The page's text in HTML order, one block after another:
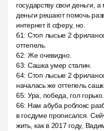
государству свои деньги,
деньги решают помочь
интернет it сферу, но.
61: Стоп лысые 2
оттепель.
62: Же очевидно.
63: Сашка умер сталин.
64: Стоп лысые 2
началась же оттепель
65: Ура, победа, гол горько.
66: Нам абуба роблокс
в госдуме прописался.
жить, как в 2017 году,